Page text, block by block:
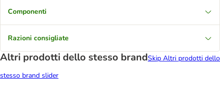
Componenti
Razioni consigliate
Altri prodotti dello stesso brandSkip Altri prodotti dello
stesso brand slider